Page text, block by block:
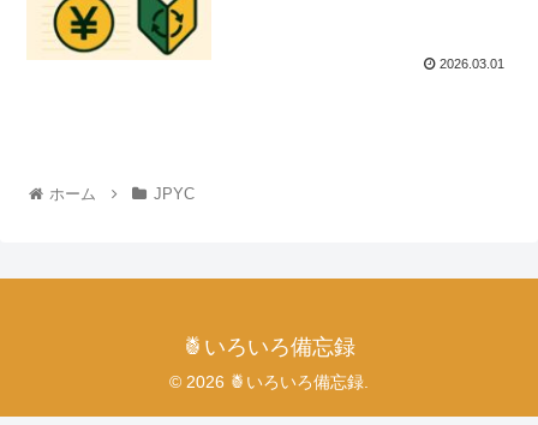
2026.03.01
ホーム JPYC
🍍いろいろ備忘録
© 2026 🍍いろいろ備忘録.